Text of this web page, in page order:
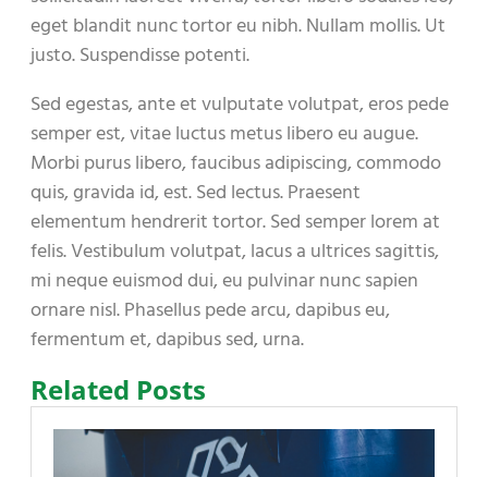
eget blandit nunc tortor eu nibh. Nullam mollis. Ut
justo. Suspendisse potenti.
Sed egestas, ante et vulputate volutpat, eros pede
semper est, vitae luctus metus libero eu augue.
Morbi purus libero, faucibus adipiscing, commodo
quis, gravida id, est. Sed lectus. Praesent
elementum hendrerit tortor. Sed semper lorem at
felis. Vestibulum volutpat, lacus a ultrices sagittis,
mi neque euismod dui, eu pulvinar nunc sapien
ornare nisl. Phasellus pede arcu, dapibus eu,
fermentum et, dapibus sed, urna.
Related Posts